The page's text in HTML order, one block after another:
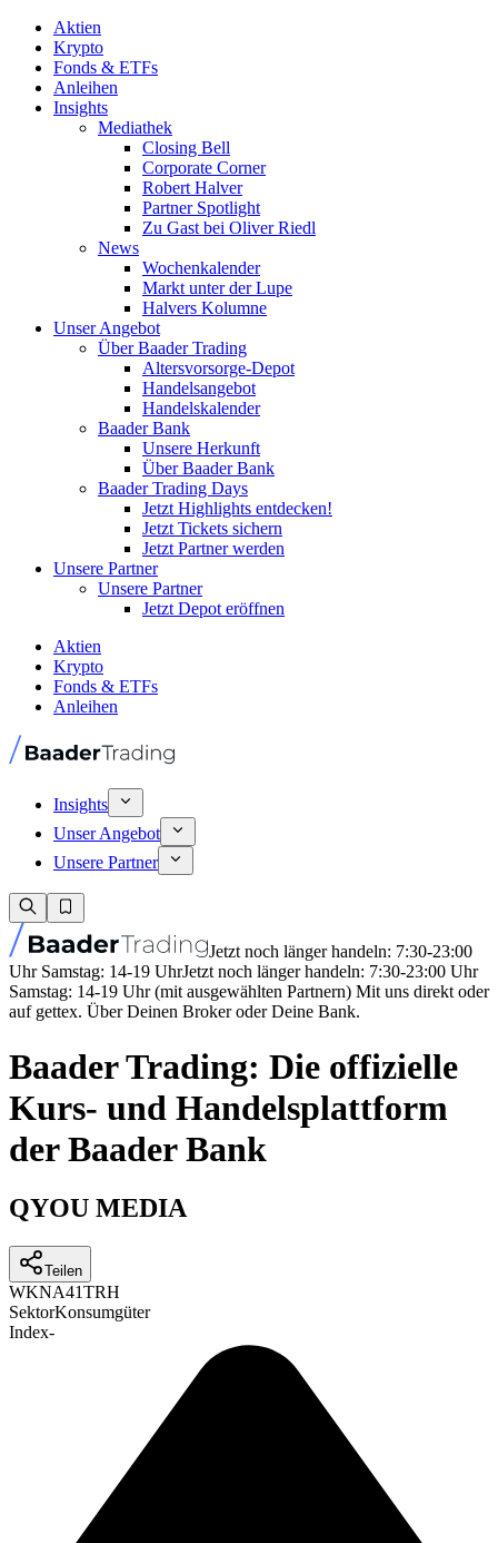
Aktien
Krypto
Fonds & ETFs
Anleihen
Insights
Mediathek
Closing Bell
Corporate Corner
Robert Halver
Partner Spotlight
Zu Gast bei Oliver Riedl
News
Wochenkalender
Markt unter der Lupe
Halvers Kolumne
Unser Angebot
Über Baader Trading
Altersvorsorge-Depot
Handelsangebot
Handelskalender
Baader Bank
Unsere Herkunft
Über Baader Bank
Baader Trading Days
Jetzt Highlights entdecken!
Jetzt Tickets sichern
Jetzt Partner werden
Unsere Partner
Unsere Partner
Jetzt Depot eröffnen
Aktien
Krypto
Fonds & ETFs
Anleihen
Insights
Unser Angebot
Unsere Partner
Jetzt noch länger handeln: 7:30-23:00
Uhr Samstag: 14-19 UhrJetzt noch länger handeln: 7:30-23:00 Uhr
Samstag: 14-19 Uhr (mit ausgewählten Partnern) Mit uns direkt oder
auf gettex. Über Deinen Broker oder Deine Bank.
Baader Trading: Die offizielle
Kurs- und Handelsplattform
der Baader Bank
QYOU MEDIA
Teilen
WKNA41TRH
SektorKonsumgüter
Index-